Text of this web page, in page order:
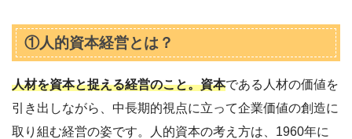
①人的資本経営とは？
人材を資本と捉える経営のこと。資本である人材の価値を
引き出しながら、中長期的視点に立って企業価値の創造に
取り組む経営の姿です。人的資本の考え方は、1960年に